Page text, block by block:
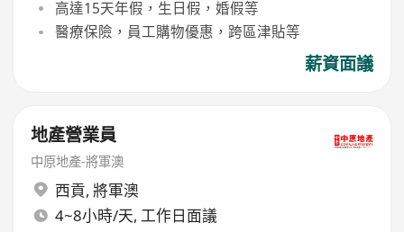
高達15天年假，生日假，婚假等
醫療保險，員工購物優惠，跨區津貼等
薪資面議
地產營業員
中原地產-將軍澳
西貢, 將軍澳
4~8小時/天, 工作日面議